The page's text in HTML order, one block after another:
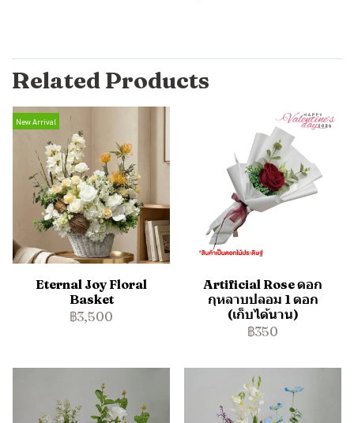
Related Products
New Arrival
Eternal Joy Floral
Basket
฿3,500
Artificial Rose ดอก
กุหลาบปลอม 1 ดอก
(เก็บได้นาน)
฿350